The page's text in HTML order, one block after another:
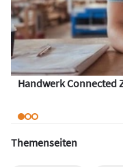
Handwerk Connected
Themenseiten